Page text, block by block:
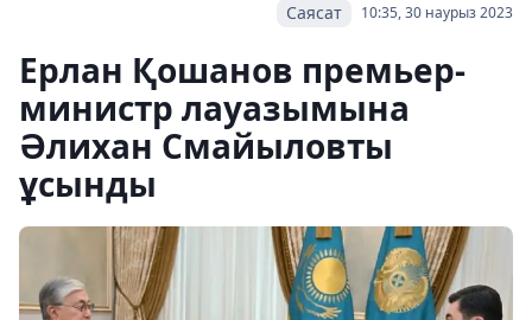
10:35, 30 наурыз 2023
Саясат
Ерлан Қошанов премьер-
министр лауазымына
Әлихан Смайыловты
ұсынды